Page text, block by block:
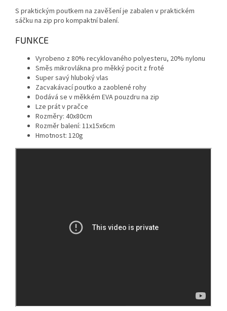
S praktickým poutkem na zavěšení je zabalen v praktickém
sáčku na zip pro kompaktní balení.
FUNKCE
Vyrobeno z 80% recyklovaného polyesteru, 20% nylonu
Směs mikrovlákna pro měkký pocit z froté
Super savý hluboký vlas
Zacvakávací poutko a zaoblené rohy
Dodává se v měkkém EVA pouzdru na zip
Lze prát v pračce
Rozměry: 40x80cm
Rozměr balení: 11x15x6cm
Hmotnost: 120g